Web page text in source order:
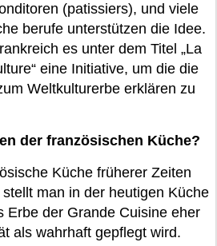
(patissiers), und viele
berufe unterstützen die Idee.
es unter dem Titel „La
eine Initiative, um die die
Weltkulturerbe erklären zu
der französischen Küche?
Küche früherer Zeiten
man in der heutigen Küche
Erbe der Grande Cuisine eher
als wahrhaft gepflegt wird.